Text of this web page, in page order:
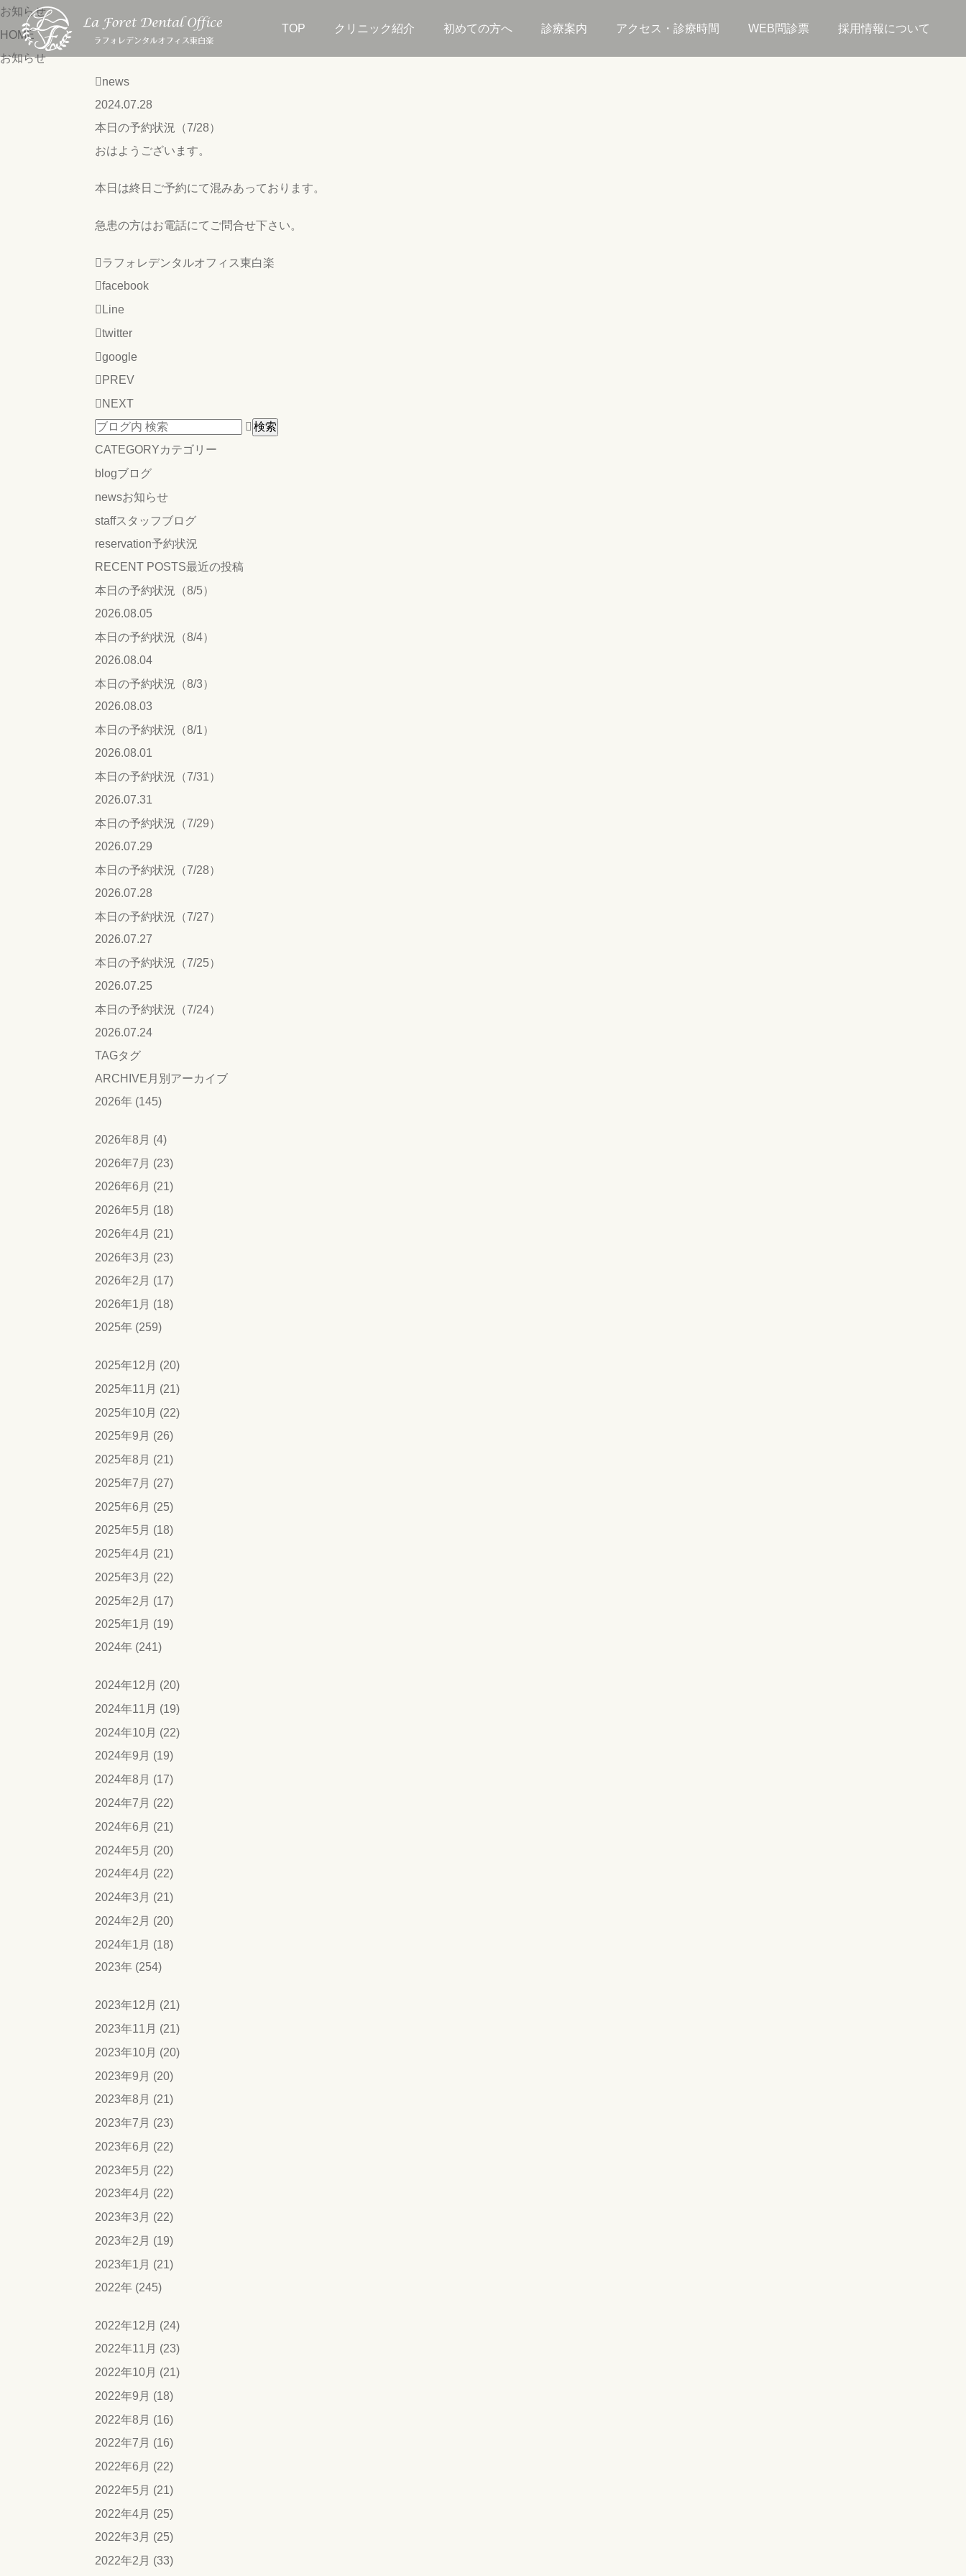
TOP クリニック紹介 初めての方へ 診療案内 アクセス・診療時間 WEB問診票 採用情報について
お知らせ
HOME
お知らせ
news
2024.07.28
本日の予約状況（7/28）
おはようございます。
本日は終日ご予約にて混みあっております。
急患の方はお電話にてご問合せ下さい。
ラフォレデンタルオフィス東白楽
facebook
Line
twitter
google
PREV
NEXT
CATEGORYカテゴリー
blogブログ
newsお知らせ
staffスタッフブログ
reservation予約状況
RECENT POSTS最近の投稿
本日の予約状況（8/5）
2026.08.05
本日の予約状況（8/4）
2026.08.04
本日の予約状況（8/3）
2026.08.03
本日の予約状況（8/1）
2026.08.01
本日の予約状況（7/31）
2026.07.31
本日の予約状況（7/29）
2026.07.29
本日の予約状況（7/28）
2026.07.28
本日の予約状況（7/27）
2026.07.27
本日の予約状況（7/25）
2026.07.25
本日の予約状況（7/24）
2026.07.24
TAGタグ
ARCHIVE 月別アーカイブ
2026年 (145)
2026年8月 (4)
2026年7月 (23)
2026年6月 (21)
2026年5月 (18)
2026年4月 (21)
2026年3月 (23)
2026年2月 (17)
2026年1月 (18)
2025年 (259)
2025年12月 (20)
2025年11月 (21)
2025年10月 (22)
2025年9月 (26)
2025年8月 (21)
2025年7月 (27)
2025年6月 (25)
2025年5月 (18)
2025年4月 (21)
2025年3月 (22)
2025年2月 (17)
2025年1月 (19)
2024年 (241)
2024年12月 (20)
2024年11月 (19)
2024年10月 (22)
2024年9月 (19)
2024年8月 (17)
2024年7月 (22)
2024年6月 (21)
2024年5月 (20)
2024年4月 (22)
2024年3月 (21)
2024年2月 (20)
2024年1月 (18)
2023年 (254)
2023年12月 (21)
2023年11月 (21)
2023年10月 (20)
2023年9月 (20)
2023年8月 (21)
2023年7月 (23)
2023年6月 (22)
2023年5月 (22)
2023年4月 (22)
2023年3月 (22)
2023年2月 (19)
2023年1月 (21)
2022年 (245)
2022年12月 (24)
2022年11月 (23)
2022年10月 (21)
2022年9月 (18)
2022年8月 (16)
2022年7月 (16)
2022年6月 (22)
2022年5月 (21)
2022年4月 (25)
2022年3月 (25)
2022年2月 (33)